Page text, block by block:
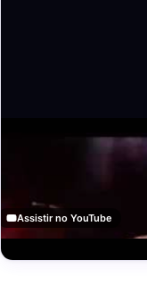
Assistir no YouTube